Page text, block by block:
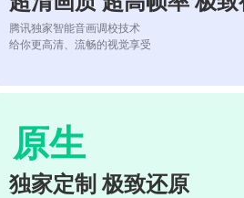
腾讯独家智能音画调校技术
给你更高清、流畅的视觉享受
原生
独家定制 极致还原